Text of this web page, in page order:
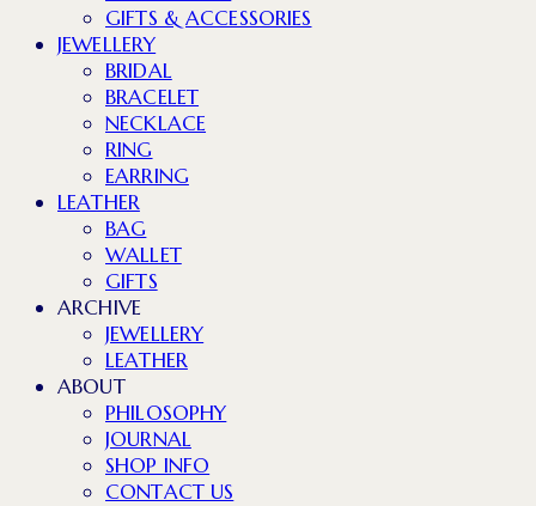
GIFTS & ACCESSORIES
JEWELLERY
BRIDAL
BRACELET
NECKLACE
RING
EARRING
LEATHER
BAG
WALLET
GIFTS
ARCHIVE
JEWELLERY
LEATHER
ABOUT
PHILOSOPHY
JOURNAL
SHOP INFO
CONTACT US